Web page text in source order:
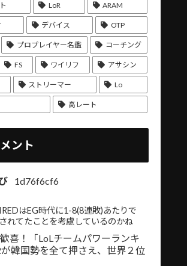
LoR ARAM
デバイス OTP
プロプレイヤー名鑑 コーチング
FS ワイリフ アサシン
ストリーマー Lo
高レート
ント
1d76f6cf6
はEG時代に1-8(8連敗)あたりで
れてたことを考慮しているのかね
喜！「LoLチームパワーランキ
韓国勢を全て押さえ、世界２位